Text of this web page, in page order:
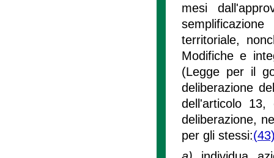
mesi
territoriale,
Modifiche e
(Legge per il
deliberazione
dell'articolo
deliberazione,
per gli stessi: